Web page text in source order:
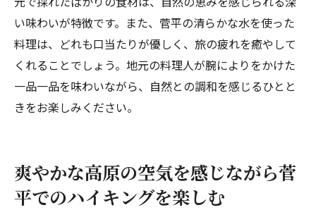
い味わいが特徴です。また、菅平の清らかな水を使った
料理は、どれも口当たりが優しく、旅の疲れを癒やして
くれることでしょう。地元の料理人が腕によりをかけた
一品一品を味わいながら、自然との調和を感じるひとと
きをお楽しみください。
爽やかな高原の空気を感じながら菅
平でのハイキングを楽しむ